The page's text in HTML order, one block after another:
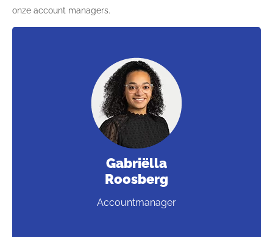
onze account managers.
Gabriëlla
Roosberg
Accountmanager